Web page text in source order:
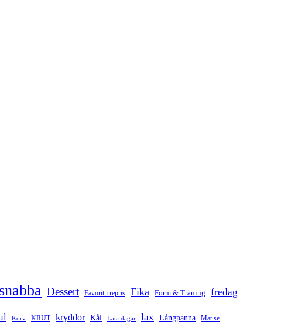
Dessert Favorit i repris Fika Form & Träning fredag
Korv KRUT kryddor Kål Lata dagar lax Långpanna Mat.se